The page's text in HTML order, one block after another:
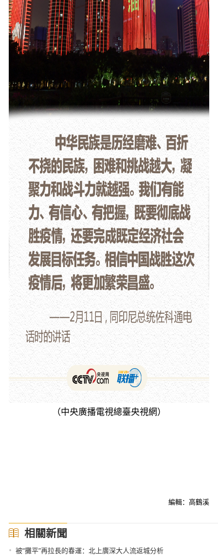
（中央廣播電視總臺央視網）
編輯：高鶴溪
相關新聞
• 被“攤平”再拉長的春運：北上廣深大人流返城分析